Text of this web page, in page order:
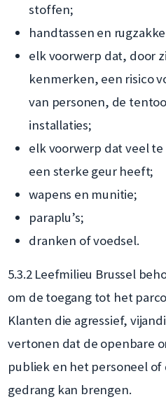
stoffen;
handtassen en
elk voorwerp dat, door
kenmerken, een risico
van personen, de
installaties;
elk voorwerp dat veel
een sterke geur heeft;
wapens en munitie;
paraplu’s;
dranken of voedsel.
5.3.2 Leefmilieu Brussel
om de toegang tot het
Klanten die agressief,
vertonen dat de openbare
publiek en het personeel
gedrang kan brengen.